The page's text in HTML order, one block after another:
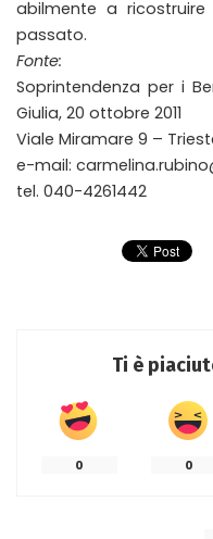
abilmente a
passato.
Fonte:
Soprintendenza per i
Giulia, 20 ottobre 2011
Viale Miramare 9 –
e-mail:
tel. 040-4261442
Ti è
0 0